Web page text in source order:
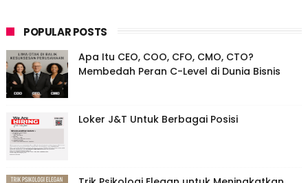
POPULAR POSTS
Apa Itu CEO, COO, CFO, CMO, CTO?
Membedah Peran C-Level di Dunia Bisnis
Loker J&T Untuk Berbagai Posisi